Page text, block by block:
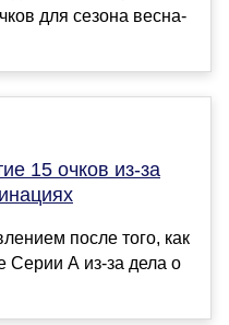
для сезона весна-
15 очков из-за
после того, как
Серии А из-за дела о